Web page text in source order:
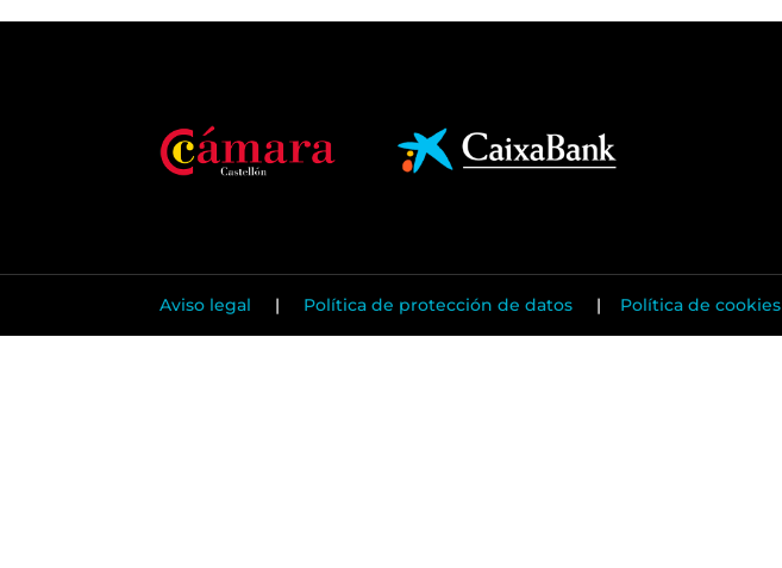
Aviso legal | Política de protección de datos | Política de cookies